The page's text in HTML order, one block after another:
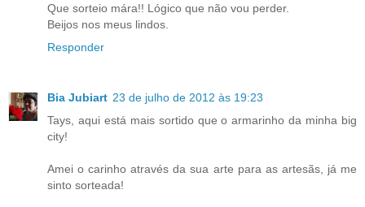
Que sorteio mára!! Lógico que não vou perder.
Beijos nos meus lindos.
Responder
Bia Jubiart 23 de julho de 2012 às 19:23
Tays, aqui está mais sortido que o armarinho da minha big
city!
Amei o carinho através da sua arte para as artesãs, já me
sinto sorteada!